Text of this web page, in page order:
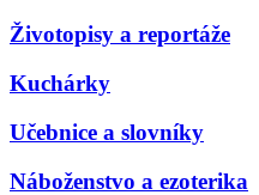
Životopisy a reportáže
Kuchárky
Učebnice a slovníky
Náboženstvo a ezoterika